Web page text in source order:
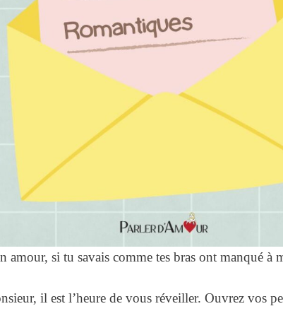
amour, si tu savais comme tes bras ont manqué à
il est l’heure de vous réveiller. Ouvrez vos